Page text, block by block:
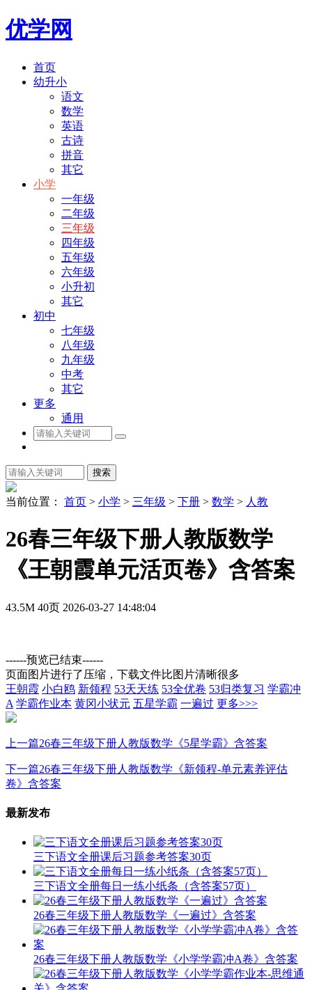
优学网
首页
幼升小
语文
数学
英语
古诗
拼音
其它
小学
一年级
二年级
三年级
四年级
五年级
六年级
小升初
其它
初中
七年级
八年级
九年级
中考
其它
更多
通用
搜索
当前位置： 首页 > 小学 > 三年级 > 下册 > 数学 > 人教
26春三年级下册人教版数学
《王朝霞单元活页卷》含答案
43.5M 40页 2026-03-27 14:48:04
------预览已结束------
页面图片进行了压缩，下载文件比图片清晰很多
王朝霞 小白鸥 新领程 53天天练 53全优卷 53归类复习 学霸冲
A 学霸作业本 黄冈小状元 五星学霸 一遍过 更多>>>
上一篇26春三年级下册人教版数学《5星学霸》含答案
下一篇26春三年级下册人教版数学《新领程-单元素养评估
卷》含答案
最新发布
三下语文全册课后习题参考答案30页
三下语文全册每日一练小纸条（含答案57页）
26春三年级下册人教版数学《一遍过》含答案
26春三年级下册人教版数学《小学学霸冲A卷》含答案